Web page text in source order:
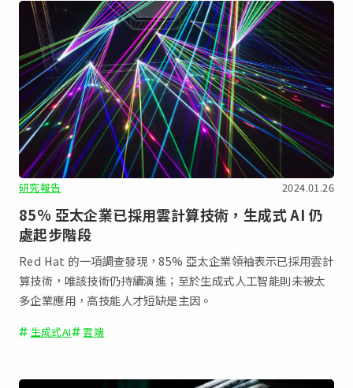
研究報告 2024.01.26
85% 亞太企業已採用雲計算技術，生成式 AI 仍
處起步階段
Red Hat 的一項調查發現，85% 亞太企業領袖表示已採用雲計
算技術，唯該技術仍持續演進；至於生成式人工智能則未被太
多企業應用，高技能人才短缺是主因。
生成式AI 雲端